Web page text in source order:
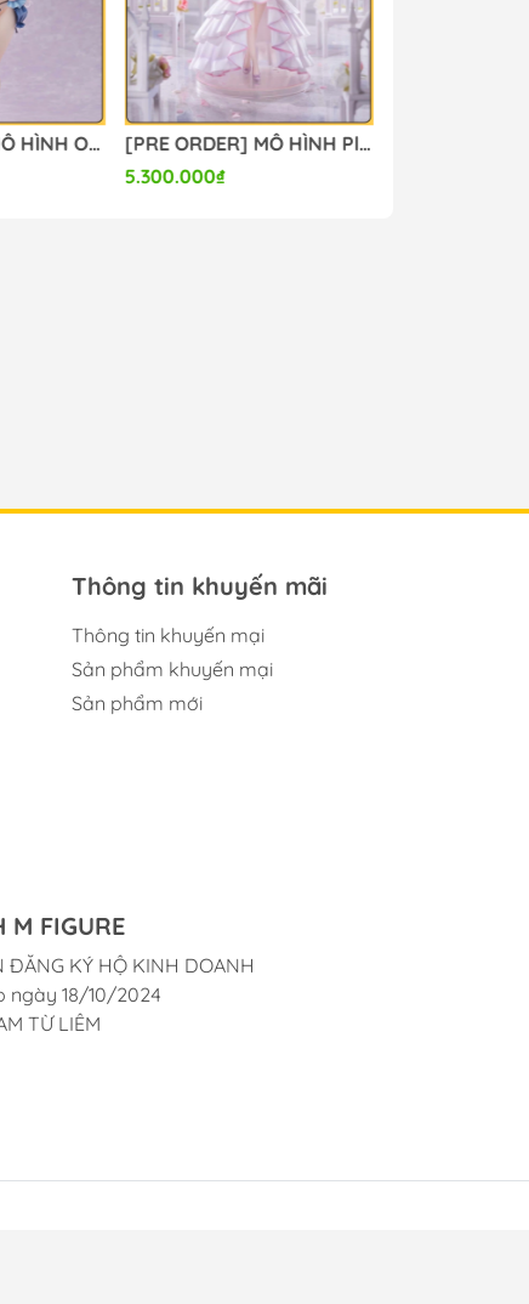
[PRE ORDER] MÔ HÌNH Original - Kanon-chan - 1/6 (Orchid Seed) FIGURE CHÍNH HÃNG
[PRE ORDER] MÔ HÌNH Plastic Memories - Isla - 1/7 - Wedding Dress Ver. (Aniplex (Shanghai) Culture and Arts) FIGURE CHÍNH HÃNG
5.300.000₫
Thông tin khuyến mãi
Thông tin khuyến mại
Sản phẩm khuyến mại
Sản phẩm mới
M FIGURE
ĐĂNG KÝ HỘ KINH DOANH
ngày 18/10/2024
TỪ LIÊM